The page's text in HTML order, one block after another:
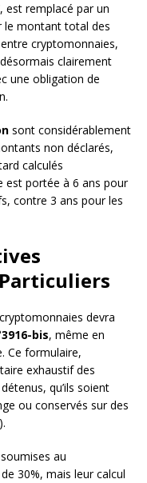
est remplacé par un
le montant total des
cryptomonnaies,
clairement
une obligation de
sont considérablement
non déclarés,
calculés
est portée à 6 ans pour
contre 3 ans pour les
devra
bis, même en
Ce formulaire,
exhaustif des
qu’ils soient
ou conservés sur des
au
30%, mais leur calcul